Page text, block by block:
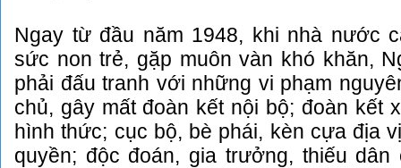
Ngay từ đầu năm 1948, khi nhà nước
sức non trẻ, gặp muôn vàn khó khăn,
phải đấu tranh với những vi phạm
chủ, gây mất đoàn kết nội bộ; đoàn kết
hình thức; cục bộ, bè phái, kèn cựa địa
quyền; độc đoán, gia trưởng, thiếu dân